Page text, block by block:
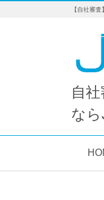
【自社審
自
な